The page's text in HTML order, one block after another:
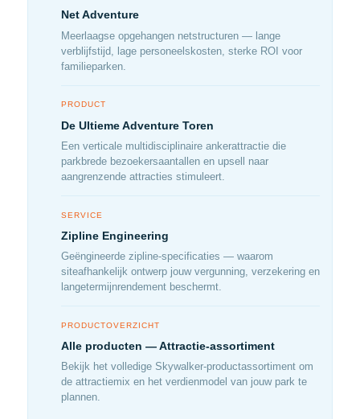
Net Adventure
Meerlaagse opgehangen netstructuren — lange
verblijfstijd, lage personeelskosten, sterke ROI voor
familieparken.
PRODUCT
De Ultieme Adventure Toren
Een verticale multidisciplinaire ankerattractie die
parkbrede bezoekersaantallen en upsell naar
aangrenzende attracties stimuleert.
SERVICE
Zipline Engineering
Geëngineerde zipline-specificaties — waarom
siteafhankelijk ontwerp jouw vergunning, verzekering en
langetermijnrendement beschermt.
PRODUCTOVERZICHT
Alle producten — Attractie-assortiment
Bekijk het volledige Skywalker-productassortiment om
de attractiemix en het verdienmodel van jouw park te
plannen.